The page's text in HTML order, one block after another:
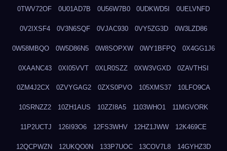
0TWV72OF 0U01AD7B 0U56W7B0 0UDKWD5I 0UELVNFD
0V2IXSF4 0V3N6SQF 0VJAC930 0VY5ZG3D 0W3LZD86
0W58MBQO 0W5D86N5 0W8SOPXW 0WY1BFPQ 0X4GG1J6
0XAANC43 0XI05VVT 0XLR0SZZ 0XW3VGXD 0ZAVTHSI
0ZM4J2CX 0ZVYGAG2 0ZXS0PVO 105XMS37 10LFO9CA
10SRNZZ2 10ZH1AUS 10ZZI8A5 1103WHO1 11MGVORK
11P2UCTJ 126I93O6 12FS3WHV 12HZ1JWW 12K469CE
12QCPWZN 12UKQO0N 133P7UOC 13COV7L8 14GYHZ3D